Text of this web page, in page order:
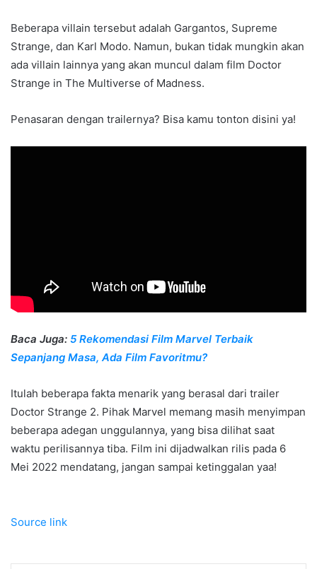
Beberapa villain tersebut adalah Gargantos, Supreme
Strange, dan Karl Modo. Namun, bukan tidak mungkin akan
ada villain lainnya yang akan muncul dalam film Doctor
Strange in The Multiverse of Madness.
Penasaran dengan trailernya? Bisa kamu tonton disini ya!
Baca Juga: 5 Rekomendasi Film Marvel Terbaik
Sepanjang Masa, Ada Film Favoritmu?
Itulah beberapa fakta menarik yang berasal dari trailer
Doctor Strange 2. Pihak Marvel memang masih menyimpan
beberapa adegan unggulannya, yang bisa dilihat saat
waktu perilisannya tiba. Film ini dijadwalkan rilis pada 6
Mei 2022 mendatang, jangan sampai ketinggalan yaa!
Source link